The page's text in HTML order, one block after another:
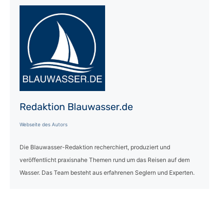
Redaktion Blauwasser.de
Webseite des Autors
Die Blauwasser-Redaktion recherchiert, produziert und
veröffentlicht praxisnahe Themen rund um das Reisen auf dem
Wasser. Das Team besteht aus erfahrenen Seglern und Experten.